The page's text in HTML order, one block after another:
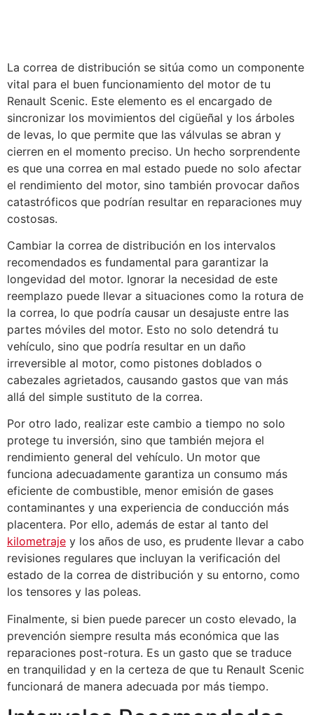
La correa de distribución se sitúa como un componente
vital para el buen funcionamiento del motor de tu
Renault Scenic. Este elemento es el encargado de
sincronizar los movimientos del cigüeñal y los árboles
de levas, lo que permite que las válvulas se abran y
cierren en el momento preciso. Un hecho sorprendente
es que una correa en mal estado puede no solo afectar
el rendimiento del motor, sino también provocar daños
catastróficos que podrían resultar en reparaciones muy
costosas.
Cambiar la correa de distribución en los intervalos
recomendados es fundamental para garantizar la
longevidad del motor. Ignorar la necesidad de este
reemplazo puede llevar a situaciones como la rotura de
la correa, lo que podría causar un desajuste entre las
partes móviles del motor. Esto no solo detendrá tu
vehículo, sino que podría resultar en un daño
irreversible al motor, como pistones doblados o
cabezales agrietados, causando gastos que van más
allá del simple sustituto de la correa.
Por otro lado, realizar este cambio a tiempo no solo
protege tu inversión, sino que también mejora el
rendimiento general del vehículo. Un motor que
funciona adecuadamente garantiza un consumo más
eficiente de combustible, menor emisión de gases
contaminantes y una experiencia de conducción más
placentera. Por ello, además de estar al tanto del
kilometraje y los años de uso, es prudente llevar a cabo
revisiones regulares que incluyan la verificación del
estado de la correa de distribución y su entorno, como
los tensores y las poleas.
Finalmente, si bien puede parecer un costo elevado, la
prevención siempre resulta más económica que las
reparaciones post-rotura. Es un gasto que se traduce
en tranquilidad y en la certeza de que tu Renault Scenic
funcionará de manera adecuada por más tiempo.